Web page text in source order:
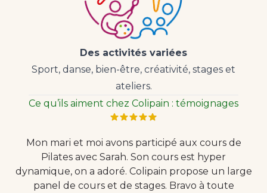
Des activités variées
Sport, danse, bien-être, créativité, stages et
ateliers.
Ce qu’ils aiment chez Colipain : témoignages
Mon mari et moi avons participé aux cours de
Pilates avec Sarah. Son cours est hyper
dynamique, on a adoré. Colipain propose un large
panel de cours et de stages. Bravo à toute